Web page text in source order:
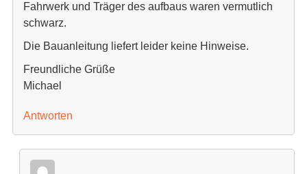
Fahrwerk und Träger des aufbaus waren vermutlich
schwarz.
Die Bauanleitung liefert leider keine Hinweise.
Freundliche Grüße
Michael
Antworten